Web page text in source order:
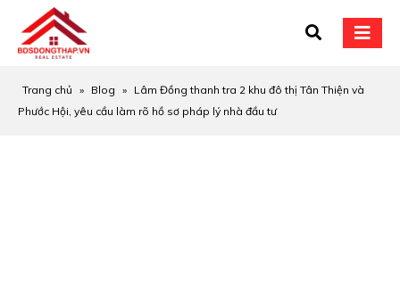
Trang chủ » Blog » Lâm Đồng thanh tra 2 khu đô thị Tân Thiện và
Phước Hội, yêu cầu làm rõ hồ sơ pháp lý nhà đầu tư